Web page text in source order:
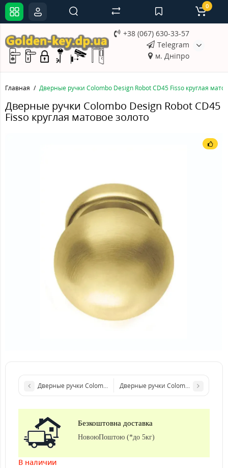
+38 (067) 630-33-57
Telegram
м. Дніпро
0
Главная Дверные ручки Colombo Design Robot CD45 Fisso круглая
Дверные ручки Colombo Design Robot CD45
Fisso круглая матовое золото
Дверные ручки Colombo Design Robot CD 41 хром 50мм розетта
Дверные ручки Colombo Design
Безкоштовна доставка
НовоюПоштою (*до 5кг)
В наличии